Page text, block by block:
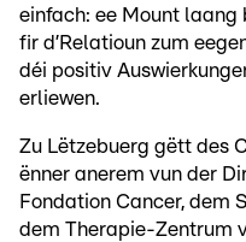
einfach: ee Mount laang
fir d’Relatioun zum
déi positiv
erliewen.
Zu Lëtzebuerg gëtt des
ënner anerem vun der
Fondation Cancer, dem
dem Therapie-Zentrum